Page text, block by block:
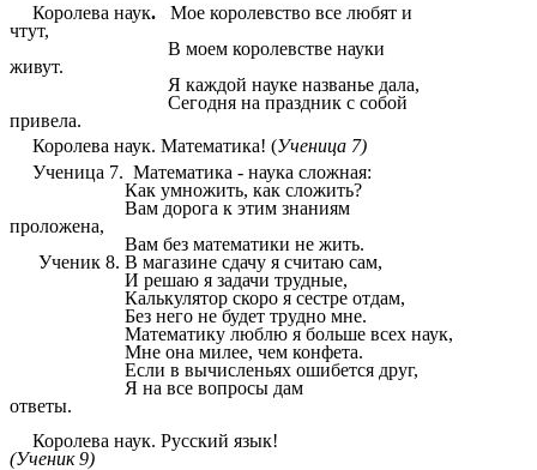
Королева наук. Мое королевство все любят и
чтут,
В моем королевстве науки
живут.
Я каждой науке названье дала,
Сегодня на праздник с собой
привела.
Королева наук. Математика! (Ученица 7)
Ученица 7. Математика - наука сложная:
Как умножить, как сложить?
Вам дорога к этим знаниям
проложена,
Вам без математики не жить.
Ученик 8. В магазине сдачу я считаю сам,
И решаю я задачи трудные,
Калькулятор скоро я сестре отдам,
Без него не будет трудно мне.
Математику люблю я больше всех наук,
Мне она милее, чем конфета.
Если в вычисленьях ошибется друг,
Я на все вопросы дам
ответы.
Королева наук. Русский язык!
(Ученик 9)